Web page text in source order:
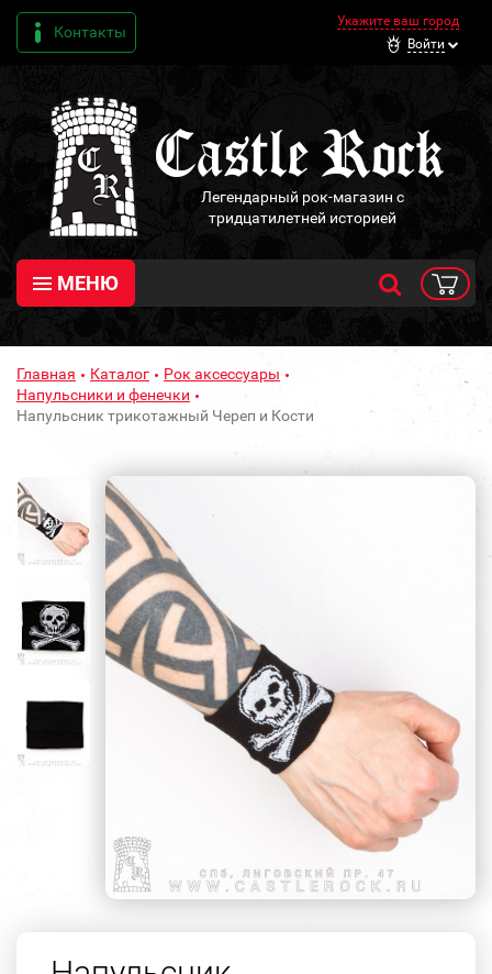
Контакты
Укажите ваш город
Войти
Легендарный рок-магазин с
тридцатилетней историей
МЕНЮ
Главная Каталог
Рок аксессуары
Напульсники и фенечки
Напульсник трикотажный Череп и Кости